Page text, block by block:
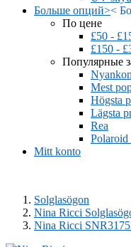
Больше опций><
По цене
£50 -
£150 -
Популярные
Mest
Högsta
Lägsta
Rea
Mitt konto
Solglasögon
Nina Ricci
Nina Ricci